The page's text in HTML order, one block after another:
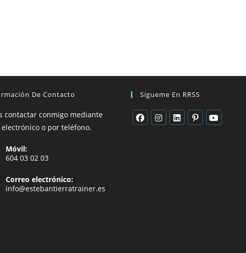
De Contacto
contactar conmigo mediante
o por teléfono.
Móvil:
604 03 02 03
Correo electrónico:
info@estebantierratrainer.es
Sígueme En RRSS